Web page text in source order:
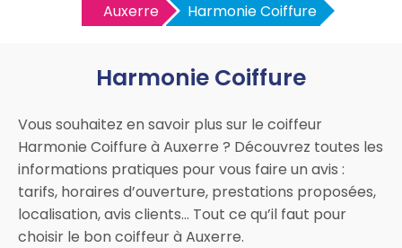
Auxerre
Harmonie Coiffure
Harmonie Coiffure
Vous souhaitez en savoir plus sur le coiffeur
Harmonie Coiffure à Auxerre ? Découvrez toutes les
informations pratiques pour vous faire un avis :
tarifs, horaires d’ouverture, prestations proposées,
localisation, avis clients… Tout ce qu’il faut pour
choisir le bon coiffeur à Auxerre.